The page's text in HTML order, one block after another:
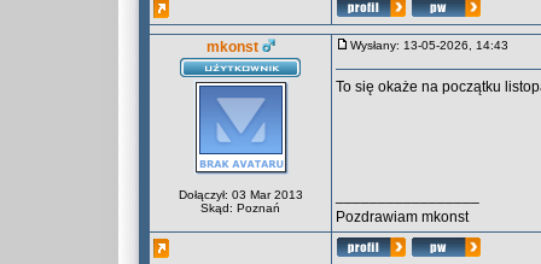
mkonst
Dołączył: 03 Mar 2013
Skąd: Poznań
Wysłany: 13-05-2026, 14:43
To się okaże na początku
Pozdrawiam mkonst